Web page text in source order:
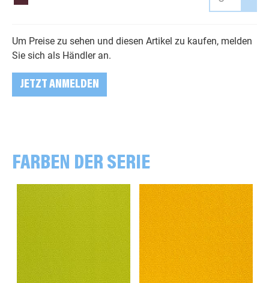
Um Preise zu sehen und diesen Artikel zu kaufen, melden
Sie sich als Händler an.
JETZT ANMELDEN
FARBEN DER SERIE